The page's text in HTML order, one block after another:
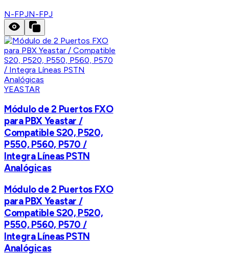
N-FPJN-FPJ
YEASTAR
Módulo de 2 Puertos FXO
para PBX Yeastar /
Compatible S20, P520,
P550, P560, P570 /
Integra Líneas PSTN
Analógicas
Módulo de 2 Puertos FXO
para PBX Yeastar /
Compatible S20, P520,
P550, P560, P570 /
Integra Líneas PSTN
Analógicas